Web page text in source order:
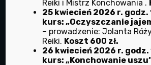
ul. Ofiar Oświęcimskich 44a/8 oficyna
Reiki i Mistrz Konchowania .
25 kwiecień 2026 r. godz.
kurs: „Oczyszczanie
– prowadzenie: Jolanta
Reiki. Koszt 600 zł.
26 kwiecień 2026 r. godz.
kurs: „Konchowanie